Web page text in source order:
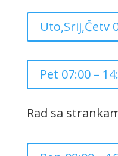
Uto,Srij,Četv
Pet 07:00 –
Rad sa